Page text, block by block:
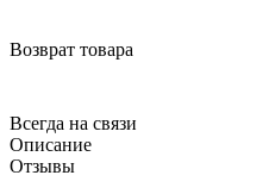
Возврат товара
Всегда на связи
Описание
Отзывы